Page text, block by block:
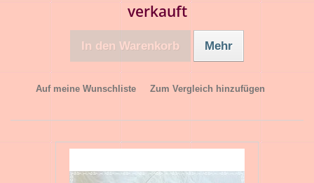
verkauft
In den Warenkorb Mehr
Auf meine Wunschliste Zum Vergleich hinzufügen